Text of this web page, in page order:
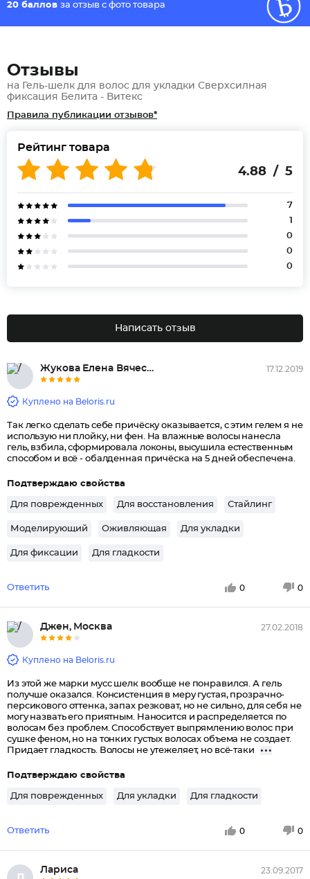
20 баллов за отзыв с фото товара
Отзывы
на Гель-шелк для волос для укладки Сверхсилная
фиксация Белита - Витекс
Правила публикации отзывов*
Рейтинг товара
4.88 / 5
7
1
0
0
0
Написать отзыв
Жукова Елена Вячеславовна 17.12.2019
Куплено на Beloris.ru
Так легко сделать себе причёску оказывается, с этим гелем я не
использую ни плойку, ни фен. На влажные волосы нанесла
гель, взбила, сформировала локоны, высушила естественным
способом и всё - обалденная причёска на 5 дней обеспечена.
Подтверждаю свойства
Для поврежденных Для восстановления Стайлинг
Моделирующий Оживляющая Для укладки
Для фиксации Для гладкости
Ответить 0 0
Джен, Москва 27.02.2018
Куплено на Beloris.ru
Из этой же марки мусс шелк вообще не понравился. А гель
получше оказался. Консистенция в меру густая, прозрачно-
персикового оттенка, запах резковат, но не сильно, для себя не
могу назвать его приятным. Наносится и распределяется по
волосам без проблем. Способствует выпрямлению волос при
сушке феном, но на тонких густых волосах объема не создает.
Придает гладкость. Волосы не утежеляет, но всё-таки
Подтверждаю свойства
Для поврежденных Для укладки Для гладкости
Ответить 0 0
Лариса 23.09.2017